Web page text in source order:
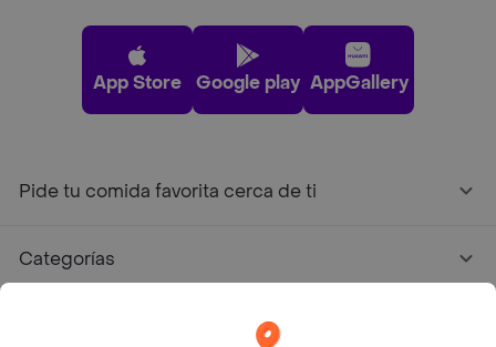
App Store Google play AppGallery
Pide tu comida favorita cerca de ti
Categorías